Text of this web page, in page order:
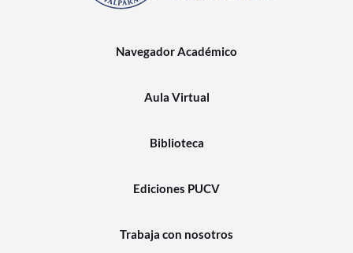
Navegador Académico
Aula Virtual
Biblioteca
Ediciones PUCV
Trabaja con nosotros